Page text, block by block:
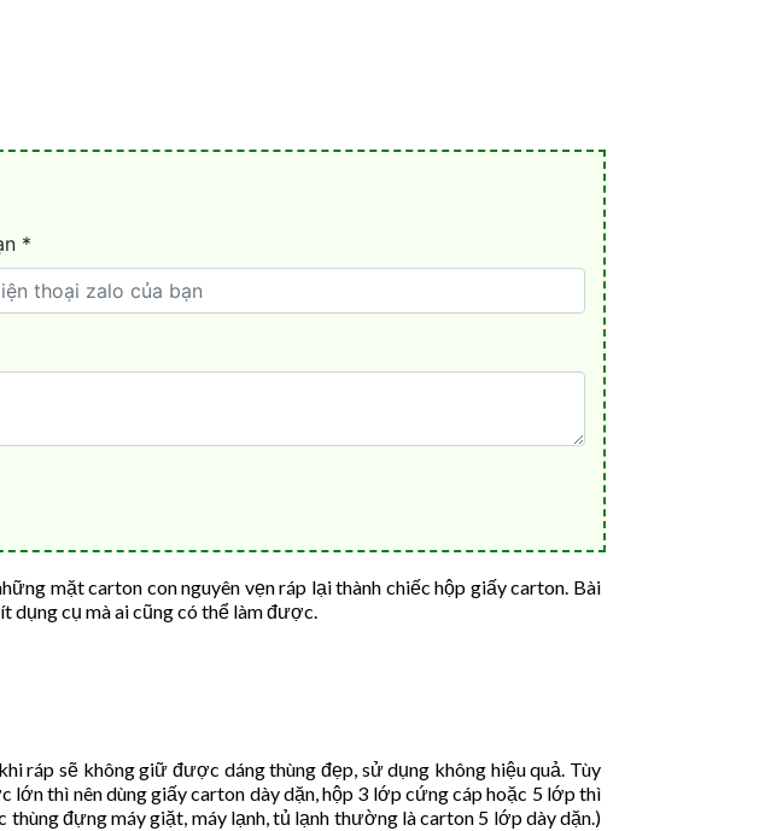
mặt carton con nguyên vẹn ráp lại thành chiếc hộp giấy carton. Bài
dụng cụ mà ai cũng có thể làm được.
ráp sẽ không giữ được dáng thùng đẹp, sử dụng không hiệu quả. Tùy
thì nên dùng giấy carton dày dặn, hộp 3 lớp cứng cáp hoặc 5 lớp thì
đựng máy giặt, máy lạnh, tủ lạnh thường là carton 5 lớp dày dặn.)